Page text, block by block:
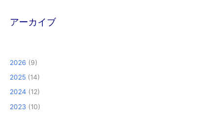
アーカイブ
2026 (9)
2025 (14)
2024 (12)
2023 (10)